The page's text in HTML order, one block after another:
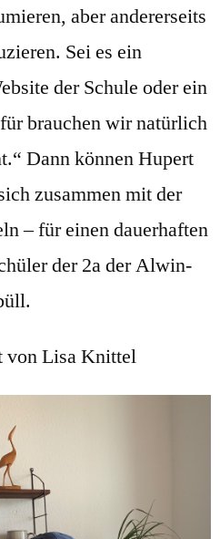
aber andererseits
Sei es ein
der Schule oder ein
brauchen wir natürlich
Dann können Hupert
zusammen mit der
– für einen dauerhaften
der 2a der Alwin-
von Lisa Knittel